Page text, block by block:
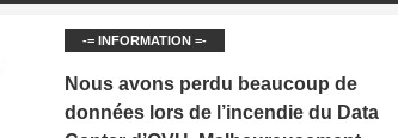
-= INFORMATION =-
Nous avons perdu beaucoup de
données lors de l’incendie du Data